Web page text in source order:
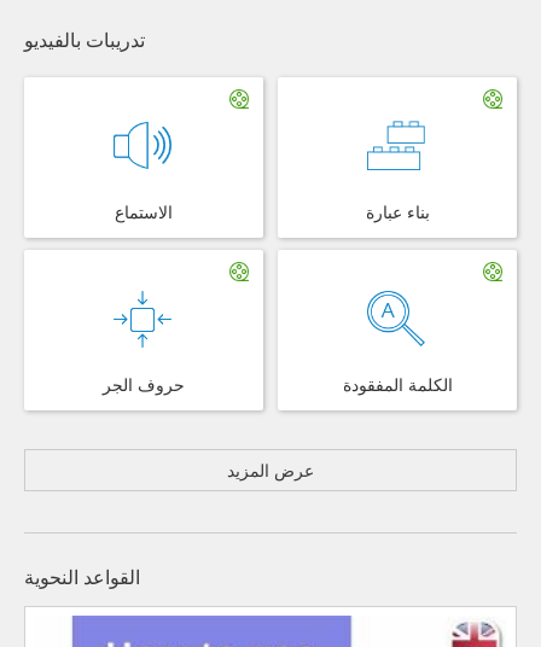
تدريبات بالفيديو
الاستماع بناء عبارة
حروف الجر الكلمة المفقودة
عرض المزيد
القواعد النحوية